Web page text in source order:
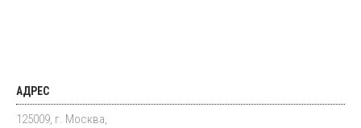
АДРЕС
125009, г. Москва,